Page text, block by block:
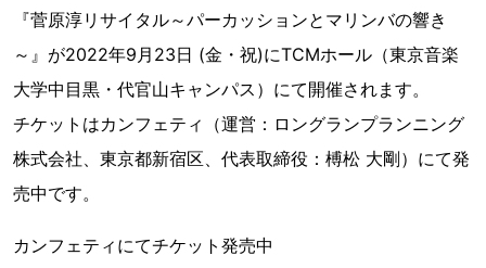
『菅原淳リサイタル～パーカッションとマリンバの響き
～』が2022年9月23日 (金・祝)にTCMホール（東京音楽
大学中目黒・代官山キャンパス）にて開催されます。
チケットはカンフェティ（運営：ロングランプランニング
株式会社、東京都新宿区、代表取締役：榑松 大剛）にて発
売中です。
カンフェティにてチケット発売中